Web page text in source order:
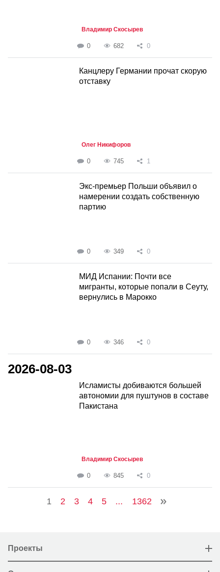
Владимир Скосырев
0 682 0
Канцлеру Германии прочат скорую
отставку
Олег Никифоров
0 745 1
Экс-премьер Польши объявил о
намерении создать собственную
партию
0 349 0
МИД Испании: Почти все
мигранты, которые попали в Сеуту,
вернулись в Марокко
0 346 0
2026-08-03
Исламисты добиваются большей
автономии для пуштунов в составе
Пакистана
Владимир Скосырев
0 845 0
1 2 3 4 5 ... 1362
Проекты